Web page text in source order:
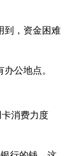
到，资金困难
公地点。
消费力度